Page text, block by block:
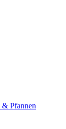
Pfannen